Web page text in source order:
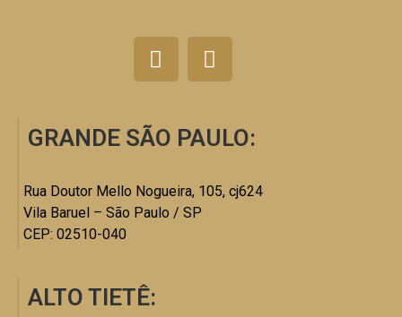
GRANDE SÃO PAULO:
Rua Doutor Mello Nogueira, 105, cj624
Vila Baruel – São Paulo / SP
CEP: 02510-040
ALTO TIETÊ: